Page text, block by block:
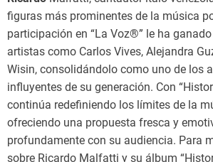
figuras más prominentes de la música
participación en “La Voz®” le ha
artistas como Carlos Vives, Alejandra
Wisin, consolidándolo como uno de los
influyentes de su generación. Con
continúa redefiniendo los límites de la
ofreciendo una propuesta fresca y
profundamente con su audiencia. Para
sobre Ricardo Malfatti y su álbum